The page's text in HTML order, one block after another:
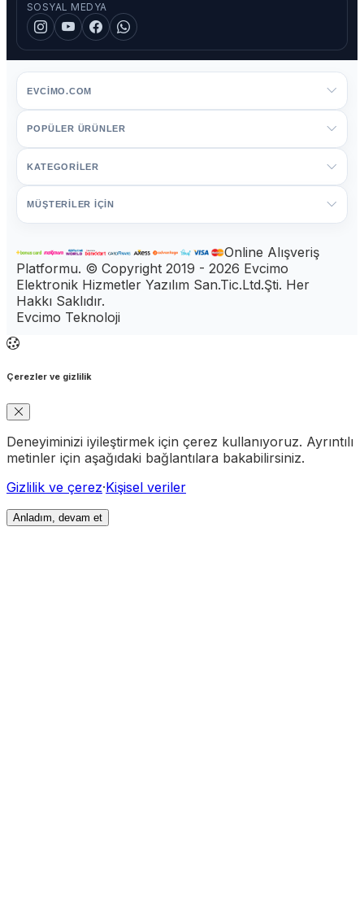
SOSYAL MEDYA
EVCIMO.COM
POPÜLER ÜRÜNLER
KATEGORİLER
MÜŞTERİLER İÇİN
Online Alışveriş
Platformu. © Copyright 2019 - 2026 Evcimo
Elektronik Hizmetler Yazılım San.Tic.Ltd.Şti. Her
Hakkı Saklıdır.
Evcimo Teknoloji
Çerezler ve gizlilik
Deneyiminizi iyileştirmek için çerez kullanıyoruz. Ayrıntılı
metinler için aşağıdaki bağlantılara bakabilirsiniz.
Gizlilik ve çerez·Kişisel veriler
Anladım, devam et